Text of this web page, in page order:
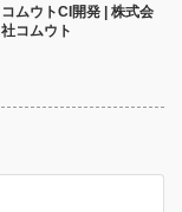
コムウトCI開発 | 株式会
社コムウト